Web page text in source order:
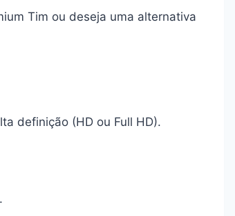
Tim ou deseja uma alternativa
definição (HD ou Full HD).